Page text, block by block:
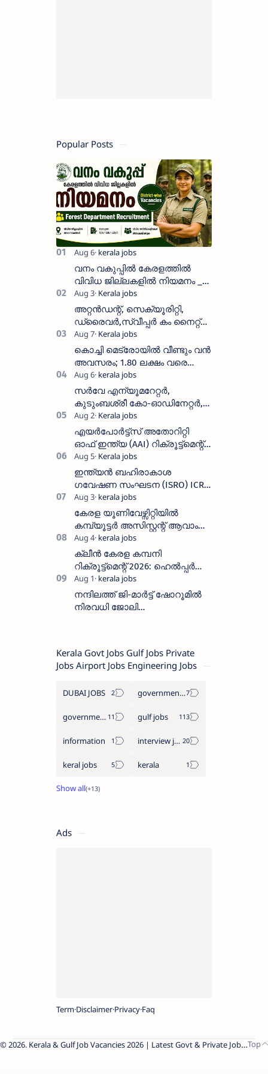
Popular Posts
വനം വകുപ്പിൽ കേരളത്തിൽ
വിവിധ ജില്ലകളിൽ നിയമനം _
Forest Department Recruitment |
District-wise Vacancies
അറ്റൻഡന്റ്, സെക്യൂരിറ്റി,
ഡ്രൈവർ,സ്വീപ്പർ കം നൈറ്റ്
വാച്ച്മാൻ തുടങ്ങി നിരവധി
ഒഴിവുകൾ
കൊച്ചി മെട്രോയിൽ വീണ്ടും വൻ
അവസരം; 1.80 ലക്ഷം വരെ
ശമ്പളം വാങ്ങാം, യോഗ്യത
അറിയാം
സർവേ എന്യൂമറേറ്റർ,
കുടുംബശ്രീ കോ-ഓഡിനേറ്റർ,
ആശ വർക്കർ ഒഴിവുകളിൽ
അപേക്ഷിക്കാം
എയർപോർട്ട്സ് അതോറിറ്റി
ഓഫ് ഇന്ത്യ (AAI) റിക്രൂട്ട്മെന്റ്
2026: 800+ ഒഴിവുകൾ,
അപേക്ഷിക്കാനുള്ള അവസാന
തീയതി സെപ്റ്റംബർ 7
ഇന്ത്യൻ ബഹിരാകാശ
ഗവേഷണ സംഘടന (ISRO) ICRB
യിൽ ജോലി അവസരം :ശമ്പളം
25, 500 രൂപ മുതൽ
കേരള യൂണിവേഴ്സിറ്റിയിൽ
കമ്പ്യൂട്ടർ അസിസ്റ്റന്റ് ആവാം
:അവസാന തീയതി: ഓഗസ്റ്റ് 5 ന്
ക്ലീൻ കേരള കമ്പനി
റിക്രൂട്ട്മെന്റ് 2026: ഹെൽപ്പർ
തസ്തികയിലേക്ക് ഓഗസ്റ്റ് 5-ന്
വാക്ക് ഇൻ ഇന്റർവ്യൂ
നന്ദിലത്ത് ജി-മാർട്ട് ഷോറൂമിൽ
നിരവധി ജോലി
Kerala Govt Jobs Gulf Jobs Private
Jobs Airport Jobs Engineering Jobs
DUBAI JOBS government information
government jobs gulf jobs
information interview jobs
keral jobs kerala
Ads
Term Disclaimer Privacy Faq
2026. Kerala & Gulf Job Vacancies 2026 | Latest Govt & Private Jobs .